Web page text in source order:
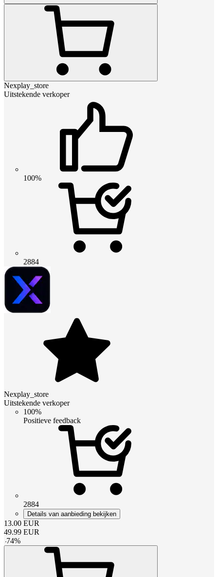
Nexplay_store
Uitstekende verkoper
100%
2884
Nexplay_store
Uitstekende verkoper
100%
Positieve feedback
2884
Details van aanbieding bekijken
13.00 EUR
49.99 EUR
-74%